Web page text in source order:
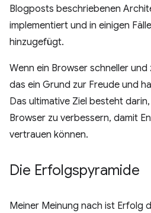
Blogposts beschriebenen
implementiert und in einigen
hinzugefügt.
Wenn ein Browser schneller
das ein Grund zur Freude und
Das ultimative Ziel besteht
Browser zu verbessern, damit
vertrauen können.
Die Erfolgspyramide
Meiner Meinung nach ist Erfolg